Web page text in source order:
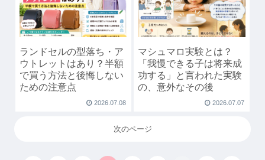
ランドセルの型落ち・ア
ウトレットはあり？半額
で買う方法と後悔しない
ための注意点
2026.07.08
マシュマロ実験とは？
「我慢できる子は将来成
功する」と言われた実験
の、意外なその後
2026.07.07
次のページ